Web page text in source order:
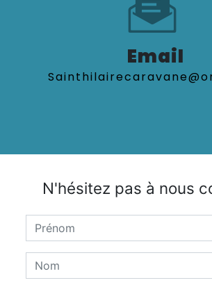
Email
N'hésitez pas à nous